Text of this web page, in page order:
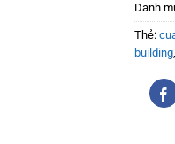
Danh
Thẻ:
building,